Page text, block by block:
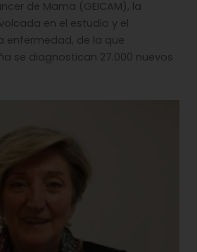
de Mama (GEICAM), la
en el estudio y el
enfermedad, de la que
se diagnostican 27.000 nuevos